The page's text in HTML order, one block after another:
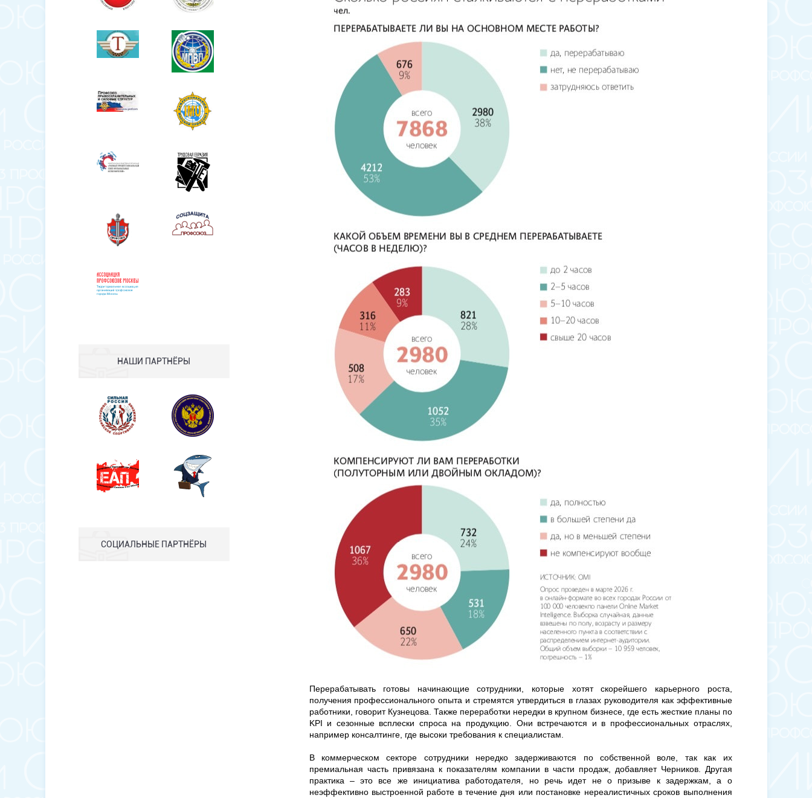
НАШИ ПАРТНЁРЫ
СОЦИАЛЬНЫЕ ПАРТНЁРЫ
Перерабатывать готовы начинающие сотрудники, которые хотят скорейшего карьерного роста,
получения профессионального опыта и стремятся утвердиться в глазах руководителя как эффективные
работники, говорит Кузнецова. Также переработки нередки в крупном бизнесе, где есть жесткие планы по
KPI и сезонные всплески спроса на продукцию. Они встречаются и в профессиональных отраслях,
например консалтинге, где высоки требования к специалистам.
В коммерческом секторе сотрудники нередко задерживаются по собственной воле, так как их
премиальная часть привязана к показателям компании в части продаж, добавляет Черников. Другая
практика – это все же инициатива работодателя, но речь идет не о призыве к задержкам, а о
неэффективно выстроенной работе в течение дня или постановке нереалистичных сроков выполнения